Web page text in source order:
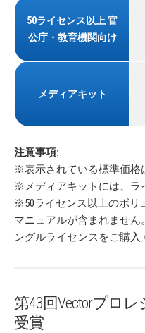
50ライセンス以上 官
公庁・教育機関向け
メディアキット
注意事項:
※表示されている標準価格
※メディアキットには、ラ
※50ライセンス以上のボリ
マニュアルが含まれませ
ングルライセンスをご購入
第43回Vectorプロ
受賞